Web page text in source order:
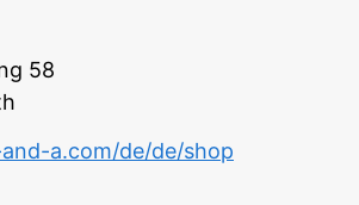
58
a.com/de/de/shop